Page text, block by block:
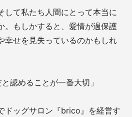
して私たち人間にとって本当に
。もしかすると、愛情が過保護
幸せを見失っているのかもしれ
認めることが一番大切」
ドッグサロン『brico』を経営す